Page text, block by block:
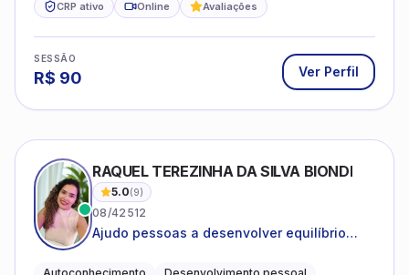
CRP ativo Online Avaliações
SESSÃO
R$ 90 Ver Perfil
RAQUEL TEREZINHA DA SILVA BIONDI
5.0(9)
08/42512
Ajudo pessoas a desenvolver equilíbrio